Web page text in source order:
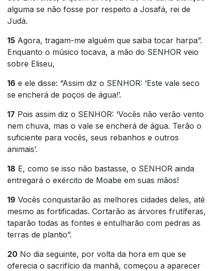
alguma se não fosse por respeito a Josafá, rei de
Judá.
15 Agora, tragam-me alguém que saiba tocar harpa”.
Enquanto o músico tocava, a mão do SENHOR veio
sobre Eliseu,
16 e ele disse: “Assim diz o SENHOR: ‘Este vale seco
se encherá de poços de água!’.
17 Pois assim diz o SENHOR: ‘Vocês não verão vento
nem chuva, mas o vale se encherá de água. Terão o
suficiente para vocês, seus rebanhos e outros
animais’.
18 E, como se isso não bastasse, o SENHOR ainda
entregará o exército de Moabe em suas mãos!
19 Vocês conquistarão as melhores cidades deles, até
mesmo as fortificadas. Cortarão as árvores frutíferas,
taparão todas as fontes e entulharão com pedras as
terras de plantio”.
20 No dia seguinte, por volta da hora em que se
oferecia o sacrifício da manhã, começou a aparecer